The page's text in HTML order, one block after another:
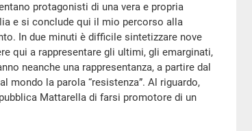
protagonisti di una vera e propria
e si conclude qui il mio percorso alla
In due minuti è difficile sintetizzare nove
qui a rappresentare gli ultimi, gli emarginati,
neanche una rappresentanza, a partire dal
mondo la parola “resistenza”. Al riguardo,
Mattarella di farsi promotore di un